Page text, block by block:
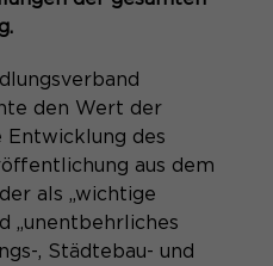
System dieser
Basis-Cookies sind
und flüssig wird:
es der Website, Sie
somit Ihre Sitzung
Es speichert bei
Login für einen
Bereich die Benutzer-
Wert (sog.
eines Besuchers.
die automatische
durch GTranslate.
den Wert der
des
aus dem
als „wichtige
„unentbehrliches
, Städtebau- und